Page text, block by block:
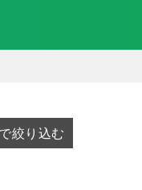
絞り込む